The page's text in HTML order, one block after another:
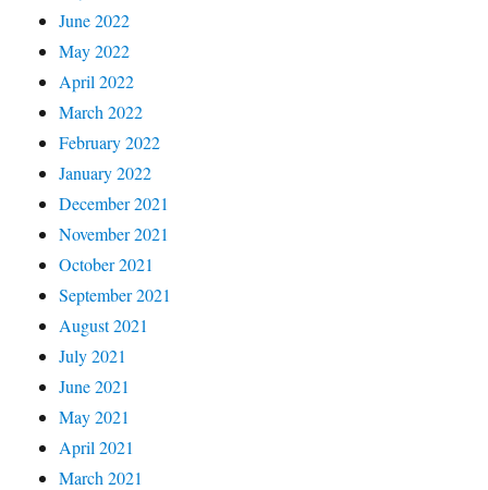
June 2022
May 2022
April 2022
March 2022
February 2022
January 2022
December 2021
November 2021
October 2021
September 2021
August 2021
July 2021
June 2021
May 2021
April 2021
March 2021